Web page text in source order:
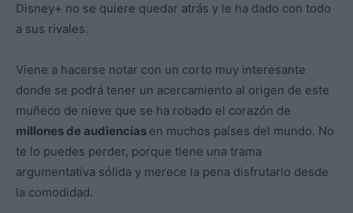
Disney+ no se quiere quedar atrás y le ha dado con todo
a sus rivales.
Viene a hacerse notar con un corto muy interesante
donde se podrá tener un acercamiento al origen de este
muñeco de nieve que se ha robado el corazón de
millones de audiencias en muchos países del mundo. No
te lo puedes perder, porque tiene una trama
argumentativa sólida y merece la pena disfrutarlo desde
la comodidad.